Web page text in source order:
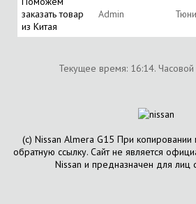
заказать товар
из Китая
Аdmin
Текущее время: 16:14.
(с) Nissan Almera G15 При копировании
обратную ссылку. Сайт не является
Nissan и предназначен для лиц